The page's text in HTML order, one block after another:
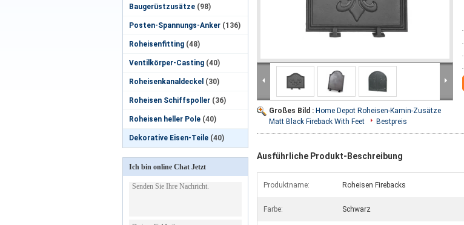
Baugerüstzusätze (98)
Posten-Spannungs-Anker (136)
Roheisenfitting (48)
Ventilkörper-Casting (40)
Roheisenkanaldeckel (30)
Roheisen Schiffspoller (36)
Roheisen heller Pole (40)
Dekorative Eisen-Teile (40)
Ich bin online Chat Jetzt
Großes Bild : Home Depot Roheisen-Kamin-Zusätze
Matt Black Fireback With Feet
Bestpreis
Ausführliche Produkt-Beschreibung
Produktname: Roheisen Firebacks
Farbe: Schwarz